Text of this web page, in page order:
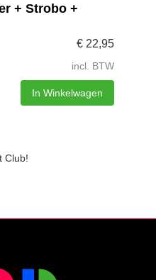
+ Strobo +
€ 22,95
incl. BTW
In Winkelwagen
Club!